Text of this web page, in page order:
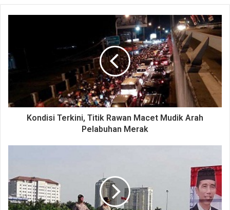
Kondisi Terkini, Titik Rawan Macet Mudik Arah
Pelabuhan Merak